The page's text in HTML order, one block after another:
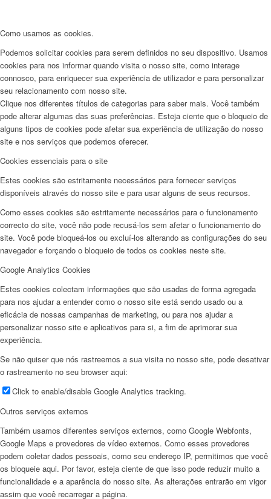
Como usamos as cookies.
Podemos solicitar cookies para serem definidos no seu dispositivo. Usamos
cookies para nos informar quando visita o nosso site, como interage
connosco, para enriquecer sua experiência de utilizador e para personalizar
seu relacionamento com nosso site.
Clique nos diferentes títulos de categorias para saber mais. Você também
pode alterar algumas das suas preferências. Esteja ciente que o bloqueio de
alguns tipos de cookies pode afetar sua experiência de utilização do nosso
site e nos serviços que podemos oferecer.
Cookies essenciais para o site
Estes cookies são estritamente necessários para fornecer serviços
disponíveis através do nosso site e para usar alguns de seus recursos.
Como esses cookies são estritamente necessários para o funcionamento
correcto do site, você não pode recusá-los sem afetar o funcionamento do
site. Você pode bloqueá-los ou excluí-los alterando as configurações do seu
navegador e forçando o bloqueio de todos os cookies neste site.
Google Analytics Cookies
Estes cookies colectam informações que são usadas de forma agregada
para nos ajudar a entender como o nosso site está sendo usado ou a
eficácia de nossas campanhas de marketing, ou para nos ajudar a
personalizar nosso site e aplicativos para si, a fim de aprimorar sua
experiência.
Se não quiser que nós rastreemos a sua visita no nosso site, pode desativar
o rastreamento no seu browser aqui:
Click to enable/disable Google Analytics tracking.
Outros serviços externos
Também usamos diferentes serviços externos, como Google Webfonts,
Google Maps e provedores de vídeo externos. Como esses provedores
podem coletar dados pessoais, como seu endereço IP, permitimos que você
os bloqueie aqui. Por favor, esteja ciente de que isso pode reduzir muito a
funcionalidade e a aparência do nosso site. As alterações entrarão em vigor
assim que você recarregar a página.